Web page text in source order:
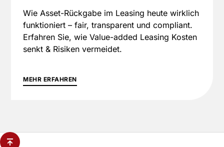
Wie Asset-Rückgabe im Leasing heute wirklich
funktioniert – fair, transparent und compliant.
Erfahren Sie, wie Value-added Leasing Kosten
senkt & Risiken vermeidet.
MEHR ERFAHREN